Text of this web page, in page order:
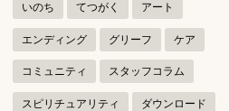
いのち てつがく アート
エンディング グリーフ ケア
コミュニティ スタッフコラム
スピリチュアリティ ダウンロード